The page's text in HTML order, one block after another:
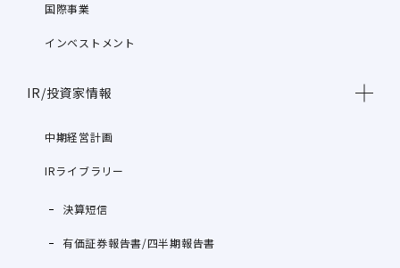
国際事業
インベストメント
IR/投資家情報
中期経営計画
IRライブラリー
決算短信
有価証券報告書/四半期報告書